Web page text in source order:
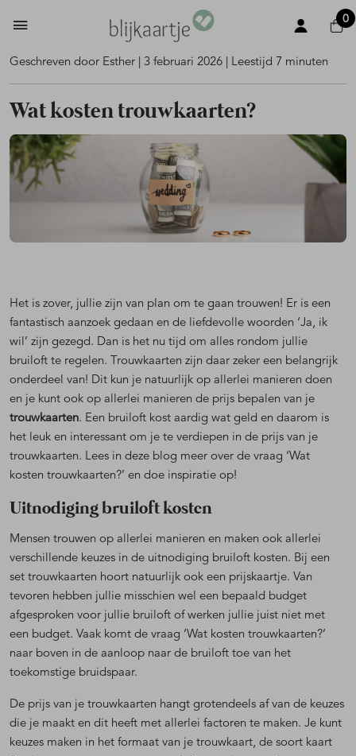
0
Geschreven door Esther | 3 februari 2026 | Leestijd 7 minuten
Wat kosten trouwkaarten?
Het is zover, jullie zijn van plan om te gaan trouwen! Er is een
fantastisch aanzoek gedaan en de liefdevolle woorden ‘Ja, ik
wil’ zijn gezegd. Dan is het nu tijd om alles rondom jullie
bruiloft te regelen. Trouwkaarten zijn daar zeker een belangrijk
onderdeel van! Dit kun je natuurlijk op allerlei manieren doen
en je kunt ook op allerlei manieren de prijs bepalen van je
trouwkaarten. Een bruiloft kost aardig wat geld en daarom is
het leuk en interessant om je te verdiepen in de prijs van je
trouwkaarten. Lees in deze blog meer over de vraag ‘Wat
kosten trouwkaarten?’ en doe inspiratie op!
Uitnodiging bruiloft kosten
Mensen trouwen op allerlei manieren en maken ook allerlei
verschillende keuzes in de uitnodiging bruiloft kosten. Bij een
set trouwkaarten hoort natuurlijk ook een prijskaartje. Van
tevoren hebben jullie misschien wel een bepaald budget
afgesproken voor jullie bruiloft of werken jullie juist niet met
een budget. Vaak komt de vraag ‘Wat kosten trouwkaarten?’
naar boven in de aanloop naar de bruiloft toe van het
toekomstige bruidspaar.
De prijs van je trouwkaarten hangt grotendeels af van de keuzes
die je maakt en dit heeft met allerlei factoren te maken. Je kunt
keuzes maken in het formaat van je trouwkaart, de soort kaart